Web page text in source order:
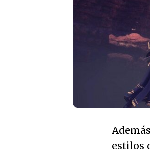
estilos